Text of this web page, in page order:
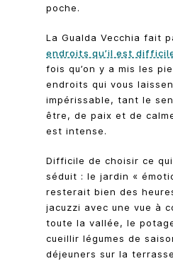
poche.
La Gualda Vecchia fait
endroits qu’il est
fois qu’on y a mis les
endroits qui vous
impérissable, tant le
être, de paix et de
est intense.
Difficile de choisir ce
séduit : le jardin «
resterait bien des
jacuzzi avec une vue à
toute la vallée, le
cueillir légumes de
déjeuners sur la